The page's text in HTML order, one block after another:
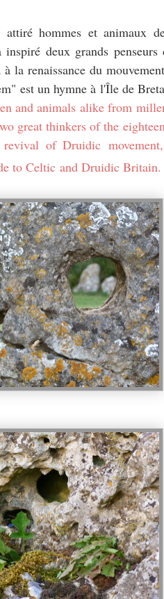
hommes et animaux
deux grands
la renaissance du
est un hymne à l'Île de
and animals alike from
great thinkers of the
of Druidic
to Celtic and Druidic Britain.